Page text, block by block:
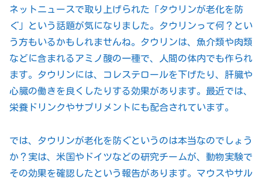
ネットニュースで取り上げられた「タウリンが老化を防
ぐ」という話題が気になりました。タウリンって何？とい
う方もいるかもしれませんね。タウリンは、魚介類や肉類
などに含まれるアミノ酸の一種で、人間の体内でも作られ
ます。タウリンには、コレステロールを下げたり、肝臓や
心臓の働きを良くしたりする効果があります。最近では、
栄養ドリンクやサプリメントにも配合されています。
では、タウリンが老化を防ぐというのは本当なのでしょう
か？実は、米国やドイツなどの研究チームが、動物実験で
その効果を確認したという報告があります。マウスやサル